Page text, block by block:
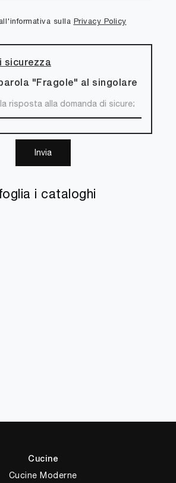
i cataloghi
sulla Privacy Policy
sicurezza
"Fragole" al singolare
Invia
Cucine
Cucine Moderne